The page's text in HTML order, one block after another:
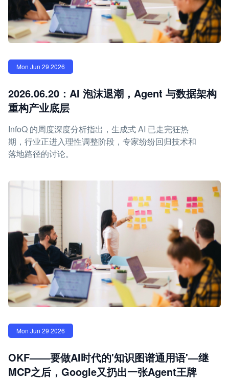
Mon Jun 29 2026
2026.06.20：AI 泡沫退潮，Agent 与数据架构
重构产业底层
InfoQ 的周度深度分析指出，生成式 AI 已走完狂热
期，行业正进入理性调整阶段，专家纷纷回归技术和
落地路径的讨论。
Mon Jun 29 2026
OKF——要做AI时代的'知识图谱通用语'—继
MCP之后，Google又扔出一张Agent王牌